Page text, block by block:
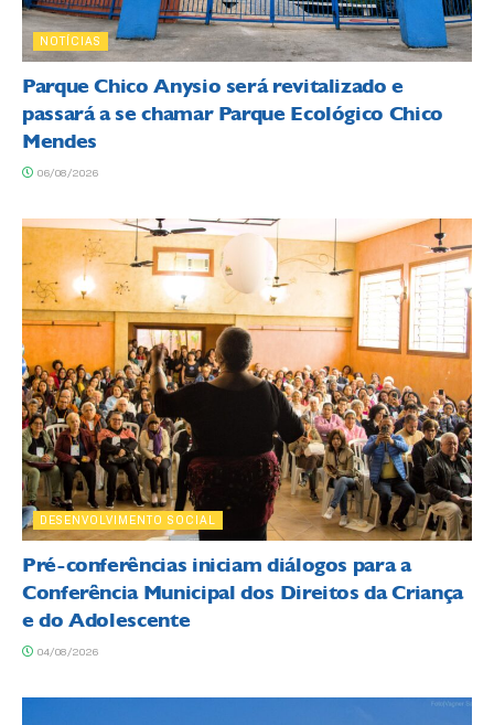
NOTÍCIAS
Parque Chico Anysio será revitalizado e
passará a se chamar Parque Ecológico Chico
Mendes
06/08/2026
DESENVOLVIMENTO SOCIAL
Pré-conferências iniciam diálogos para a
Conferência Municipal dos Direitos da Criança
e do Adolescente
04/08/2026